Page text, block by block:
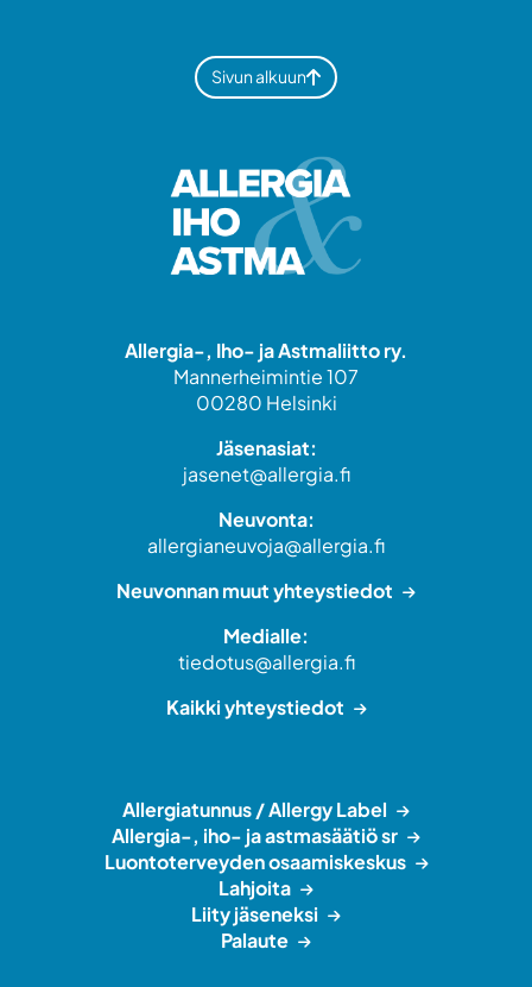
Sivun alkuun
Allergia-, Iho- ja Astmaliitto ry.
Mannerheimintie 107
00280 Helsinki
Jäsenasiat:
jasenet@allergia.fi
Neuvonta:
allergianeuvoja@allergia.fi
Neuvonnan muut yhteystiedot
Medialle:
tiedotus@allergia.fi
Kaikki yhteystiedot
Allergiatunnus / Allergy Label
Allergia-, iho- ja astmasäätiö sr
Luontoterveyden osaamiskeskus
Lahjoita
Liity jäseneksi
Palaute